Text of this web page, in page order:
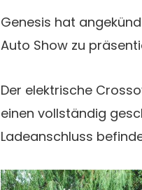
Genesis hat
Auto Show zu
Der elektrische
einen vollständig
Ladeanschluss